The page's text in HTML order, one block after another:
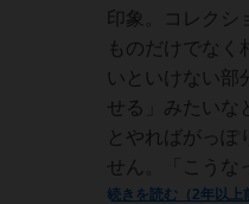
印象。コレクシ
ものだけでなく
いといけない部
せる」みたいな
とやればがっぽ
せん。「こうな
続きを読む（2年以上